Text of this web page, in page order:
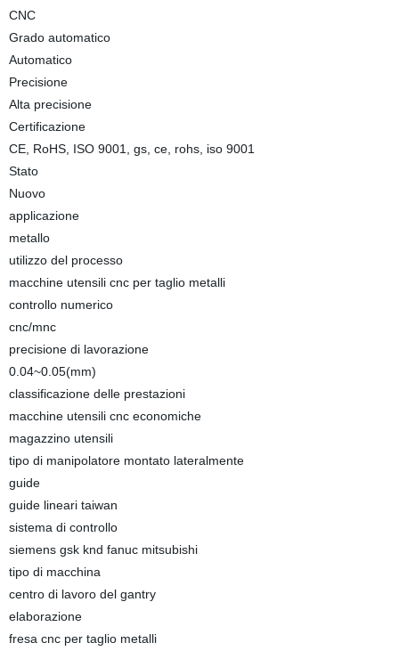
CNC
Grado automatico
Automatico
Precisione
Alta precisione
Certificazione
CE, RoHS, ISO 9001, gs, ce, rohs, iso 9001
Stato
Nuovo
applicazione
metallo
utilizzo del processo
macchine utensili cnc per taglio metalli
controllo numerico
cnc/mnc
precisione di lavorazione
0.04~0.05(mm)
classificazione delle prestazioni
macchine utensili cnc economiche
magazzino utensili
tipo di manipolatore montato lateralmente
guide
guide lineari taiwan
sistema di controllo
siemens gsk knd fanuc mitsubishi
tipo di macchina
centro di lavoro del gantry
elaborazione
fresa cnc per taglio metalli